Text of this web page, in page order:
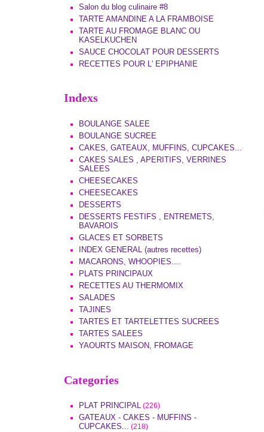
Salon du blog culinaire #8
TARTE AMANDINE A LA FRAMBOISE
TARTE AU FROMAGE BLANC OU
KASELKUCHEN
SAUCE CHOCOLAT POUR DESSERTS
RECETTES POUR L' EPIPHANIE
Indexs
BOULANGE SALEE
BOULANGE SUCREE
CAKES, GATEAUX, MUFFINS, CUPCAKES...
CAKES SALES , APERITIFS, VERRINES
SALEES
CHEESECAKES
CHEESECAKES
DESSERTS
DESSERTS FESTIFS , ENTREMETS,
BAVAROIS
GLACES ET SORBETS
INDEX GENERAL (autres recettes)
MACARONS, WHOOPIES....
PLATS PRINCIPAUX
RECETTES AU THERMOMIX
SALADES
TAJINES
TARTES ET TARTELETTES SUCREES
TARTES SALEES
YAOURTS MAISON, FROMAGE
Categories
PLAT PRINCIPAL (226)
GATEAUX - CAKES - MUFFINS -
CUPCAKES... (218)